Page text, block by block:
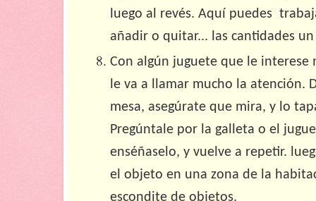
luego al revés. Aquí puedes
añadir o quitar... las cantidades
Con algún juguete que le interese
le va a llamar mucho la atención.
mesa, asegúrate que mira, y lo
Pregúntale por la galleta o el
enséñaselo, y vuelve a repetir.
el objeto en una zona de la
escondite de objetos.